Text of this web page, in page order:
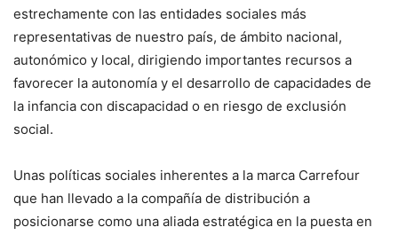
estrechamente con las entidades sociales más
representativas de nuestro país, de ámbito nacional,
autonómico y local, dirigiendo importantes recursos a
favorecer la autonomía y el desarrollo de capacidades de
la infancia con discapacidad o en riesgo de exclusión
social.
Unas políticas sociales inherentes a la marca Carrefour
que han llevado a la compañía de distribución a
posicionarse como una aliada estratégica en la puesta en